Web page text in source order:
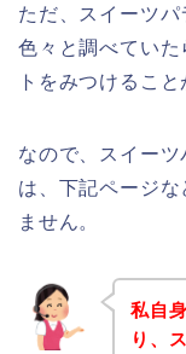
ただ、スイーツパ
色々と調べていた
トをみつけるこ
なので、スイー
は、下記ページ
ません。
私自
り、